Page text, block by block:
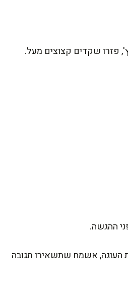
פזרו שקדים קצוצים מעל.
ההגשה.
אשמח שתשאירו תגובה